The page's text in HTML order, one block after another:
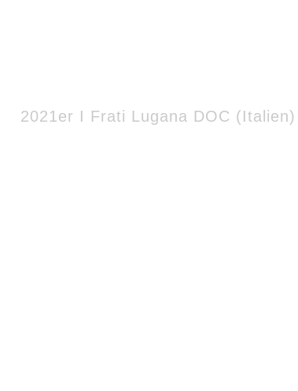
2021er I Frati Lugana DOC (Italien)